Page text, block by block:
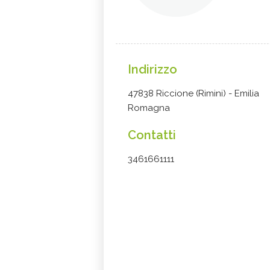
Indirizzo
47838 Riccione (Rimini) - Emilia
Romagna
Contatti
3461661111